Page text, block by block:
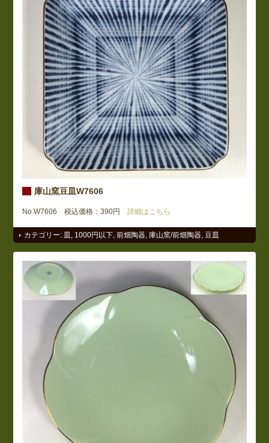
庫山窯豆皿W7606
No.W7606 税込価格：390円 詳細はこちら
カテゴリー: 皿 1000円以下 ,前畑陶器 庫山窯/前畑陶器 豆皿